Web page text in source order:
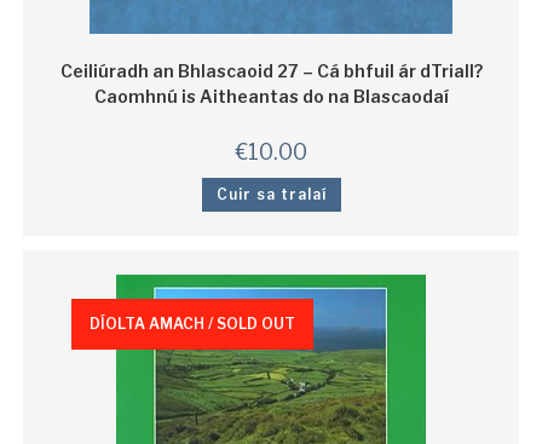
Ceiliúradh an Bhlascaoid 27 – Cá bhfuil ár dTriall?
Caomhnú is Aitheantas do na Blascaodaí
€10.00
Cuir sa tralaí
DÍOLTA AMACH / SOLD OUT